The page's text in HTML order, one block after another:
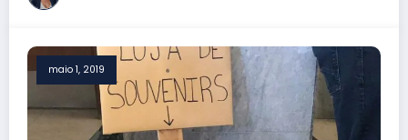
maio 1, 2019